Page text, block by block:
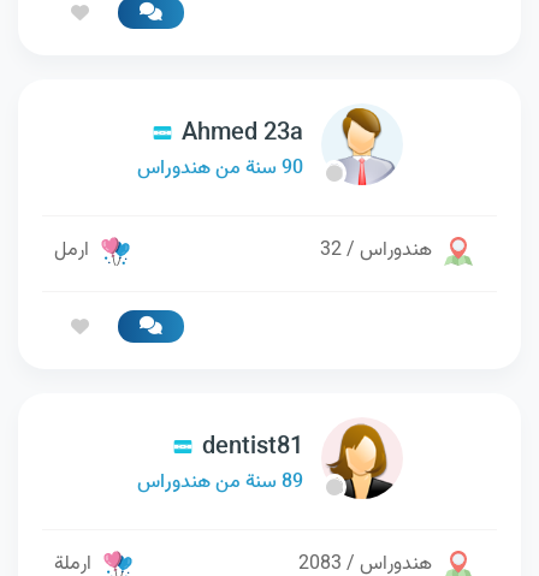
Ahmed 23a
90 سنة من هندوراس
هندوراس / 32 ارمل
dentist81
89 سنة من هندوراس
هندوراس / 2083 ارملة